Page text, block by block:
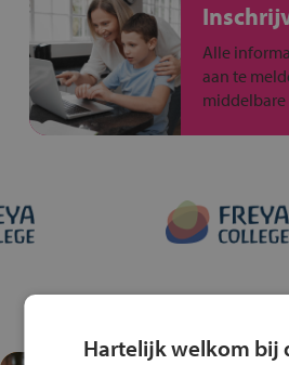
Alle
aan te
middelbare
Hartelijk welkom bij